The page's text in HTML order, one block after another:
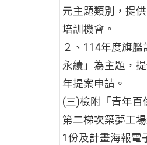
元主題類別，提
培訓機會。
２、114年度旗
永續」為主題，
年提案申請。
(三)檢附「青年百
第二梯次築夢工
1份及計畫海報電